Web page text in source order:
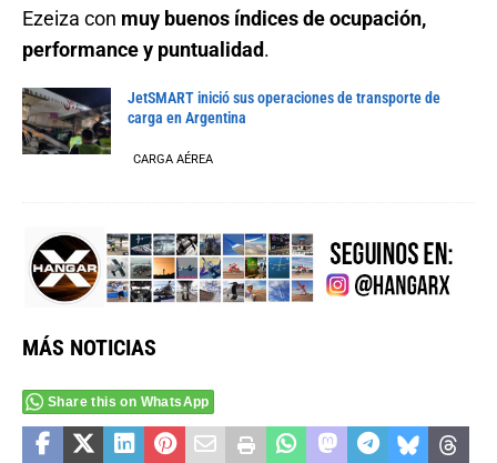
Ezeiza con muy buenos índices de ocupación,
performance y puntualidad.
JetSMART inició sus operaciones de transporte de
carga en Argentina
CARGA AÉREA
MÁS NOTICIAS
Share this on WhatsApp